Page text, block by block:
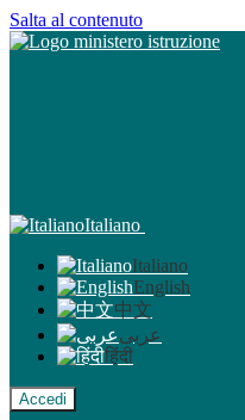
Salta al contenuto
Italiano
Italiano
English
中文
عربى
हिंदी
Accedi